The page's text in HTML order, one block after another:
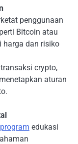
penggunaan
Bitcoin atau
harga dan risiko
crypto,
aturan
program edukasi